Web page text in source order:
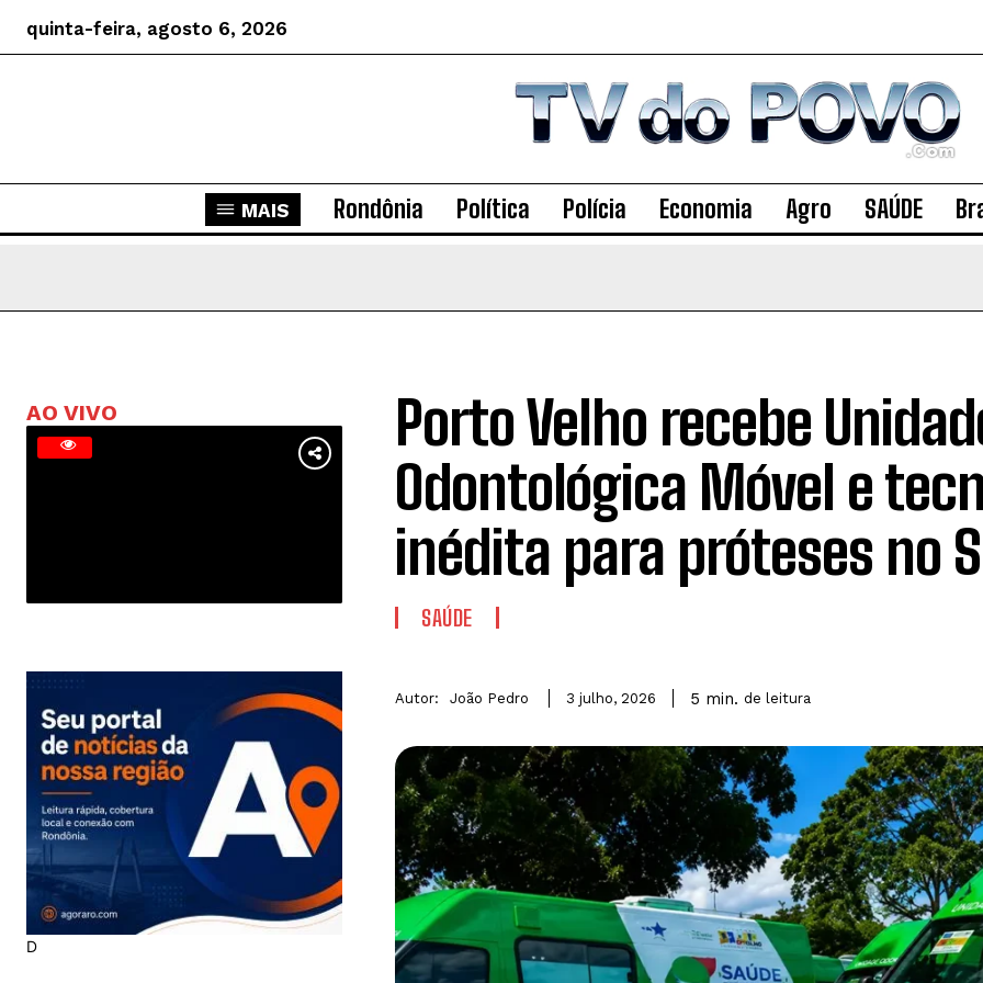
quinta-feira, agosto 6, 2026
MAIS Rondônia Política Polícia Economia Agro SAÚDE
AO VIVO
D
Porto Velho recebe
Odontológica Móvel e
inédita para próteses no
SAÚDE
Autor: João Pedro 3 julho, 2026 5 min. de leitura